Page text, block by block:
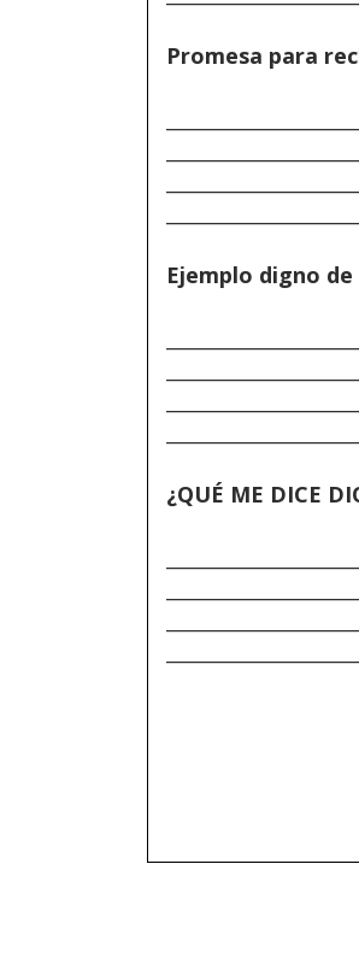
Promesa para
Ejemplo digno
¿QUÉ ME DICE